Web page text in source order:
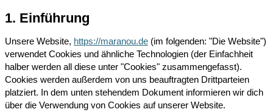
1. Einführung
Unsere Website, https://maranou.de (im folgenden: "Die Website")
verwendet Cookies und ähnliche Technologien (der Einfachheit
halber werden all diese unter "Cookies" zusammengefasst).
Cookies werden außerdem von uns beauftragten Drittparteien
platziert. In dem unten stehendem Dokument informieren wir dich
über die Verwendung von Cookies auf unserer Website.